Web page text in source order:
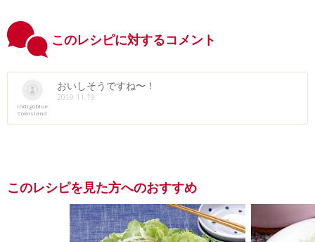
このレシピに対するコメント
Indigoblue
Cowisland
おいしそうですね〜！
2019.11.19
このレシピを見た方へのおすすめ